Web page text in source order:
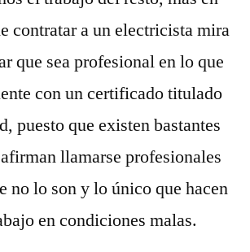
contratar a un electricista mira
que sea profesional en lo que
con un certificado titulado
puesto que existen bastantes
llamarse profesionales
no lo son y lo único que hacen
en condiciones malas.